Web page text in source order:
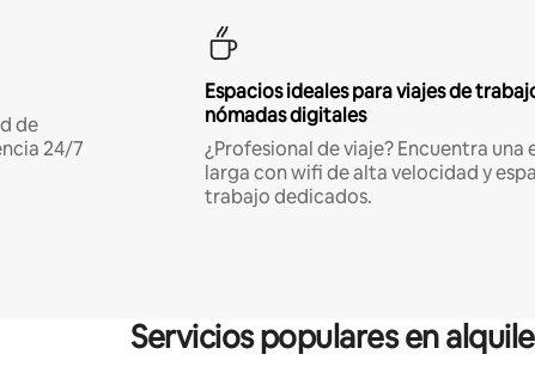
de
24/7
Espacios ideales para viajes de
nómadas digitales
¿Profesional de viaje? Encuentra una
larga con wifi de alta velocidad y
trabajo dedicados.
Servicios populares en